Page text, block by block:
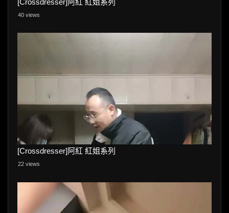
40 views
[Crossdresser]阿紅 紅姐系列
22 views